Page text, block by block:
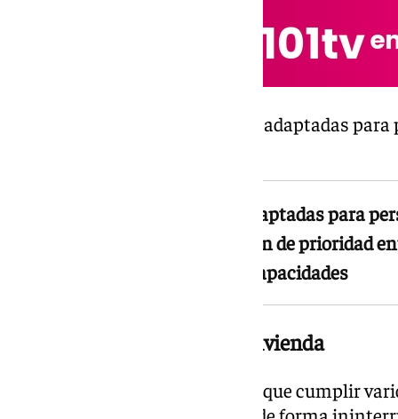
De las 91 viviendas, cinco están adaptadas
El sorteo incluye 5 viviendas adaptadas para
que se asignarán según un orden de prioridad
movilidad reducida y otras discapacidades
Quién puede solicitar una vivienda
Para participar en el sorteo hay que cumplir